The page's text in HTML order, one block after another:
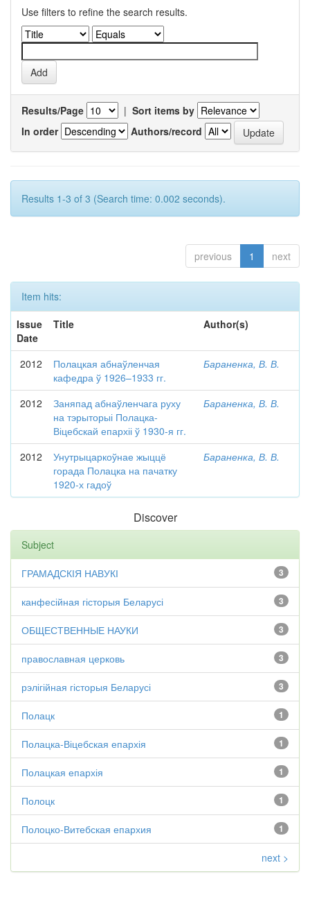
Use filters to refine the search results.
Results/Page | Sort items by
In order
Authors/record
Results 1-3 of 3 (Search time: 0.002 seconds).
previous 1 next
Item hits:
Issue
Date
Title Author(s)
2012
Полацкая абнаўленчая
кафедра ў 1926–1933 гг.
Бараненка, В. В.
2012
Заняпад абнаўленчага руху
на тэрыторыі Полацка-
Віцебскай епархіі ў 1930-я гг.
Бараненка, В. В.
2012
Унутрыцаркоўнае жыццё
горада Полацка на пачатку
1920-х гадоў
Бараненка, В. В.
Discover
Subject
3
ГРАМАДСКІЯ НАВУКІ
3
канфесійная гісторыя Беларусі
3
ОБЩЕСТВЕННЫЕ НАУКИ
3
православная церковь
3
рэлігійная гісторыя Беларусі
1
Полацк
1
Полацка-Віцебская епархія
1
Полацкая епархія
1
Полоцк
1
Полоцко-Витебская епархия
next >